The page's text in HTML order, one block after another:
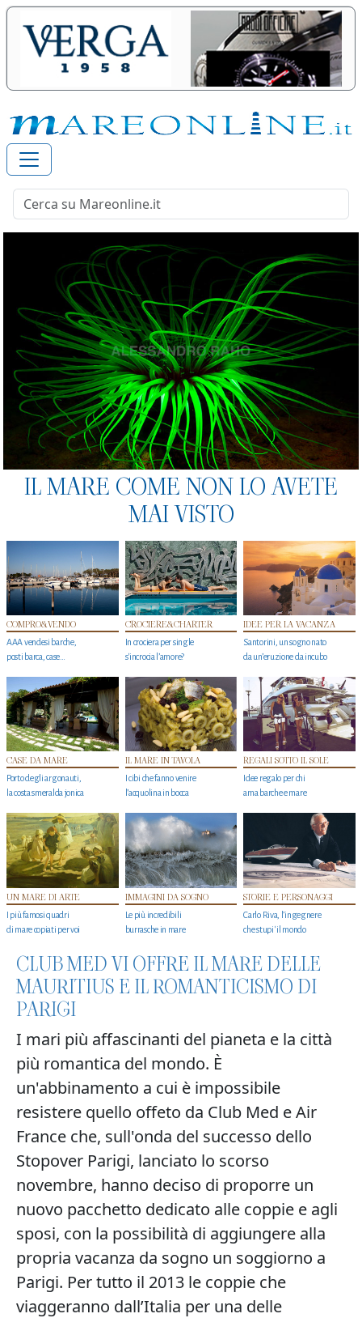
IL MARE COME NON LO AVETE
MAI VISTO
COMPRO&VENDO
AAA vendesi barche,
posti barca, case…
CROCIERE&CHARTER
In crociera per single
s'incrocia l’amore?
IDEE PER LA VACANZA
Santorini, un sogno nato
da un’eruzione da incubo
CASE DA MARE
Porto degli argonauti,
la costa smeralda jonica
IL MARE IN TAVOLA
I cibi che fanno venire
l’acquolina in bocca
REGALI SOTTO IL SOLE
Idee regalo per chi
ama barche e mare
UN MARE DI ARTE
I più famosi quadri
di mare copiati per voi
IMMAGINI DA SOGNO
Le più incredibili
burrasche in mare
STORIE E PERSONAGGI
Carlo Riva, l’ingegnere
che stupi' il mondo
CLUB MED VI OFFRE IL MARE DELLE
MAURITIUS E IL ROMANTICISMO DI
PARIGI
I mari più affascinanti del pianeta e la città
più romantica del mondo. È
un'abbinamento a cui è impossibile
resistere quello offeto da Club Med e Air
France che, sull'onda del successo dello
Stopover Parigi, lanciato lo scorso
novembre, hanno deciso di proporre un
nuovo pacchetto dedicato alle coppie e agli
sposi, con la possibilità di aggiungere alla
propria vacanza da sogno un soggiorno a
Parigi. Per tutto il 2013 le coppie che
viaggeranno dall’Italia per una delle